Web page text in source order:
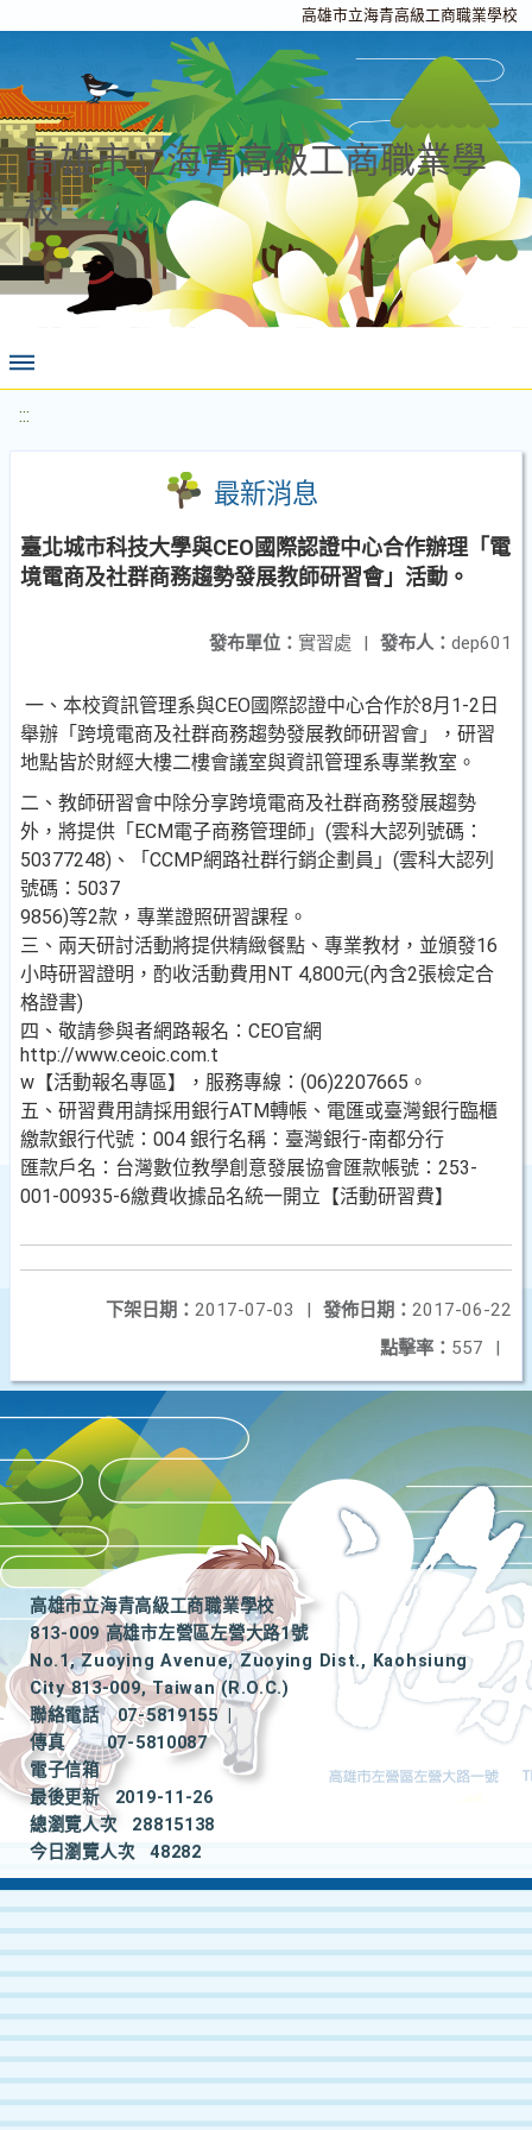
高雄市立海青高級工商職業學校
高雄市立海青高級工商職業學
校
:::
最新消息
臺北城市科技大學與CEO國際認證中心合作辦理「電
境電商及社群商務趨勢發展教師研習會」活動。
發布人： dep601
發布單位： 實習處 |
一、本校資訊管理系與CEO國際認證中心合作於8月1-2日
舉辦「跨境電商及社群商務趨勢發展教師研習會」，研習
地點皆於財經大樓二樓會議室與資訊管理系專業教室。
二、教師研習會中除分享跨境電商及社群商務發展趨勢
外，將提供「ECM電子商務管理師」(雲科大認列號碼：
50377248)、「CCMP網路社群行銷企劃員」(雲科大認列
號碼：5037
9856)等2款，專業證照研習課程。
三、兩天研討活動將提供精緻餐點、專業教材，並頒發16
小時研習證明，酌收活動費用NT 4,800元(內含2張檢定合
格證書)
四、敬請參與者網路報名：CEO官網
http://www.ceoic.com.t
w【活動報名專區】，服務專線：(06)2207665。
五、研習費用請採用銀行ATM轉帳、電匯或臺灣銀行臨櫃
繳款銀行代號：004 銀行名稱：臺灣銀行-南都分行
匯款戶名：台灣數位教學創意發展協會匯款帳號：253-
001-00935-6繳費收據品名統一開立【活動研習費】
發佈日期： 2017-06-22
下架日期： 2017-07-03
|
點擊率： 557 |
高雄市立海青高級工商職業學校
813-009 高雄市左營區左營大路1號
No.1, Zuoying Avenue, Zuoying Dist., Kaohsiung
City 813-009, Taiwan (R.O.C.)
聯絡電話
07-5819155
|
傳真
07-5810087
電子信箱
最後更新
2019-11-26
總瀏覽人次
28815138
今日瀏覽人次
48282